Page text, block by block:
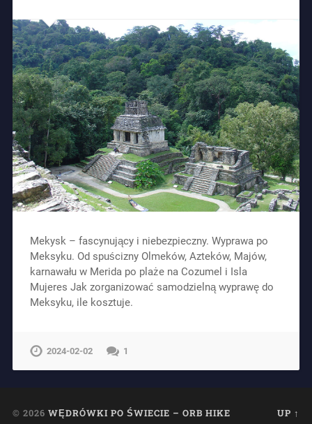
Mekysk – fascynujący i niebezpieczny. Wyprawa po
Meksyku. Od spuścizny Olmeków, Azteków, Majów,
karnawału w Merida po plaże na Cozumel i Isla
Mujeres Jak zorganizować samodzielną wyprawę do
Meksyku, ile kosztuje.
2024-02-02 1
© 2026 WĘDRÓWKI PO ŚWIECIE – ORB HIKE UP ↑